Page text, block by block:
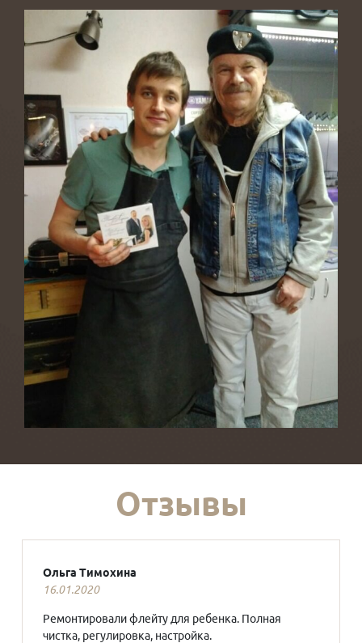
Отзывы
Ольга Тимохина
16.01.2020
Ремонтировали флейту для ребенка. Полная
чистка, регулировка, настройка.